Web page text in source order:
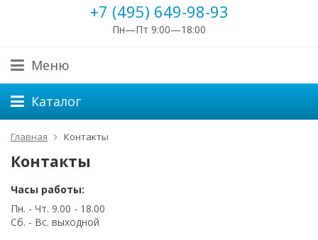
+7 (495) 649-98-93
Пн—Пт 9:00—18:00
Меню
Каталог
Главная Контакты
Контакты
Часы работы:
Пн. - Чт. 9.00 - 18.00
Сб. - Вс. выходной